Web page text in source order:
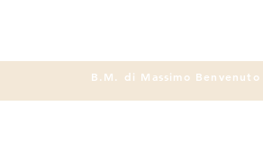
B.M. di Massimo